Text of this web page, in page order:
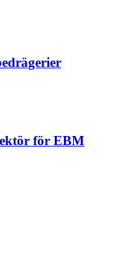
för EBM